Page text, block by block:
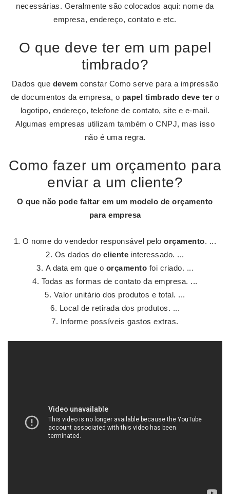
necessárias. Geralmente são colocados aqui: nome da
empresa, endereço, contato e etc.
O que deve ter em um papel
timbrado?
Dados que devem constar Como serve para a impressão
de documentos da empresa, o papel timbrado deve ter o
logotipo, endereço, telefone de contato, site e e-mail.
Algumas empresas utilizam também o CNPJ, mas isso
não é uma regra.
Como fazer um orçamento para
enviar a um cliente?
O que não pode faltar em um modelo deorçamento
para empresa
O nome do vendedor responsável peloorçamento. ...
Os dados do cliente interessado. ...
A data em que o orçamento foi criado. ...
Todas as formas de contato da empresa. ...
Valor unitário dos produtos e total. ...
Local de retirada dos produtos. ...
Informe possíveis gastos extras.